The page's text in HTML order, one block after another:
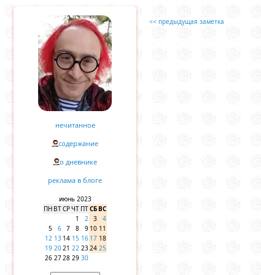
нечитанное
содержание
о дневнике
реклама в блоге
июнь 2023
ПН ВТСРЧТ ПТСБВС
1
2 3
4
5
6 7 8 9 10 11
12 13 14 15 16 17 18
19 2021 22 2324 25
26 2728 29 30
<< предыдущая заметка